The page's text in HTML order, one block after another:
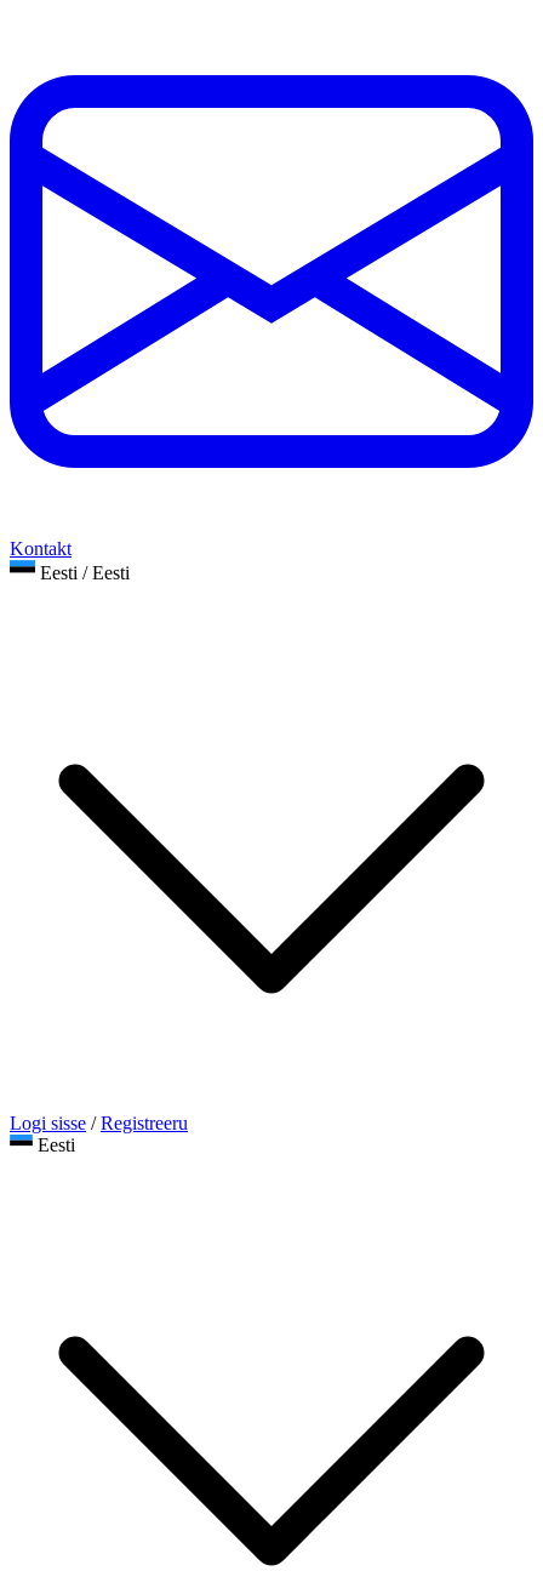
Kontakt
Eesti / Eesti
Logi sisse / Registreeru
Eesti